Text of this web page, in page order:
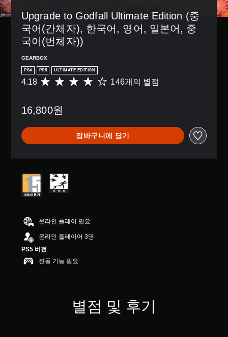
Upgrade to Godfall Ultimate Edition (중
국어(간체자), 한국어, 영어, 일본어, 중
국어(번체자))
GEARBOX
PS4 PS5 ULTIMATE EDITION
총
6
점
으
로
5
개
별
균
1
8
개
4.18 146개의 별점
16,800원
장바구니에 담기
온라인 플레이 필요
온라인 플레이어 3명
PS5 버전
진동 기능 필요
별점 및 후기